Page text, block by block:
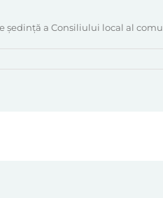
ședință a Consiliului local al